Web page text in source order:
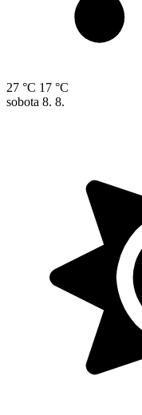
27 °C 17 °C
sobota 8. 8.